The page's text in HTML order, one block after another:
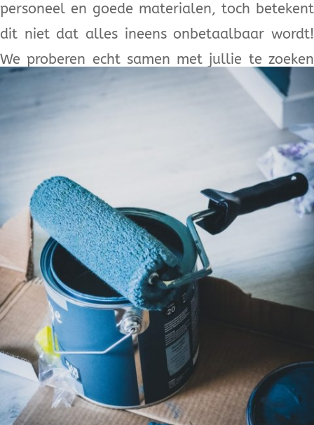
personeel en goede materialen, toch betekent
dit niet dat alles ineens onbetaalbaar wordt!
We proberen echt samen met jullie te zoeken
naar wat mogelijk is om jullie/jouw droom te
realiseren.